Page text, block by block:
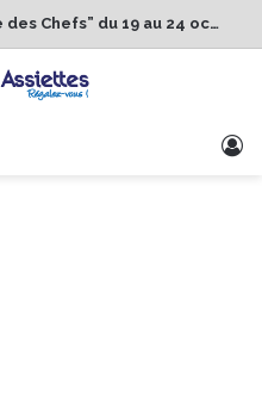
1er Édition de “La Semaine des Chefs” du 19 au 24 octobre 2026